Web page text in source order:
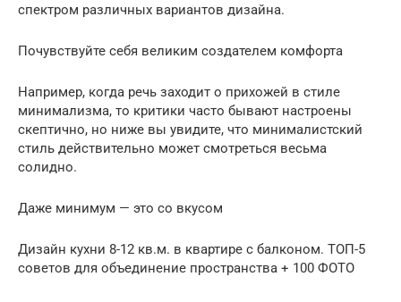
спектром различных вариантов дизайна.
Почувствуйте себя великим создателем комфорта
Например, когда речь заходит о прихожей в стиле
минимализма, то критики часто бывают настроены
скептично, но ниже вы увидите, что минималистский
стиль действительно может смотреться весьма
солидно.
Даже минимум — это со вкусом
Дизайн кухни 8-12 кв.м. в квартире с балконом. ТОП-5
советов для объединение пространства + 100 ФОТО